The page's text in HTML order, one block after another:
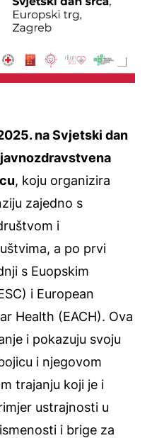
na Svjetski dan
, koju organizira
zajedno s
i
a po prvi
s Euopskim
i European
Health (EACH). Ova
i pokazuju svoju
i njegovom
trajanju koji je i
ustrajnosti u
i brige za